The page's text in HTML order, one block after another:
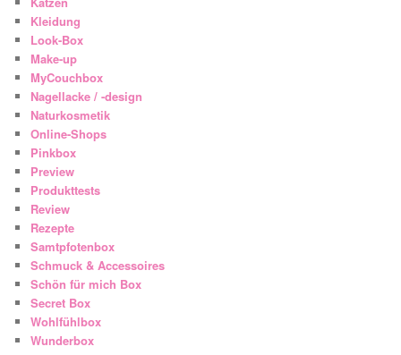
Kleidung
Look-Box
Make-up
MyCouchbox
Nagellacke / -design
Naturkosmetik
Online-Shops
Pinkbox
Preview
Produkttests
Review
Rezepte
Samtpfotenbox
Schmuck & Accessoires
Schön für mich Box
Secret Box
Wohlfühlbox
Wunderbox